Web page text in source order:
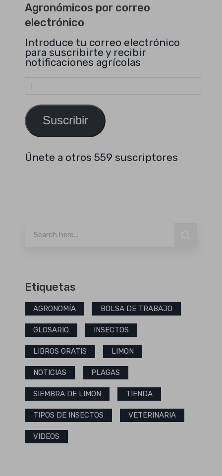
Agronómicos por correo
electrónico
Introduce tu correo electrónico
para suscribirte y recibir
notificaciones agrícolas
Dirección
de
Suscribir
Únete a otros 559 suscriptores
Etiquetas
AGRONOMÍA BOLSA DE TRABAJO
GLOSARIO INSECTOS
LIBROS GRATIS LIMON
NOTICIAS PLAGAS
SIEMBRA DE LIMON TIENDA
TIPOS DE INSECTOS VETERINARIA
VIDEOS